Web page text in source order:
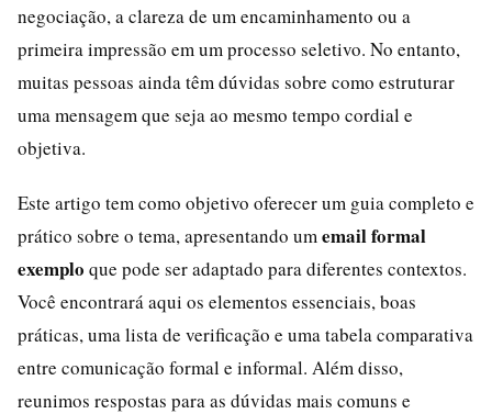
negociação, a clareza de um encaminhamento ou a
primeira impressão em um processo seletivo. No entanto,
muitas pessoas ainda têm dúvidas sobre como estruturar
uma mensagem que seja ao mesmo tempo cordial e
objetiva.
Este artigo tem como objetivo oferecer um guia completo e
prático sobre o tema, apresentando um email formal
exemplo que pode ser adaptado para diferentes contextos.
Você encontrará aqui os elementos essenciais, boas
práticas, uma lista de verificação e uma tabela comparativa
entre comunicação formal e informal. Além disso,
reunimos respostas para as dúvidas mais comuns e